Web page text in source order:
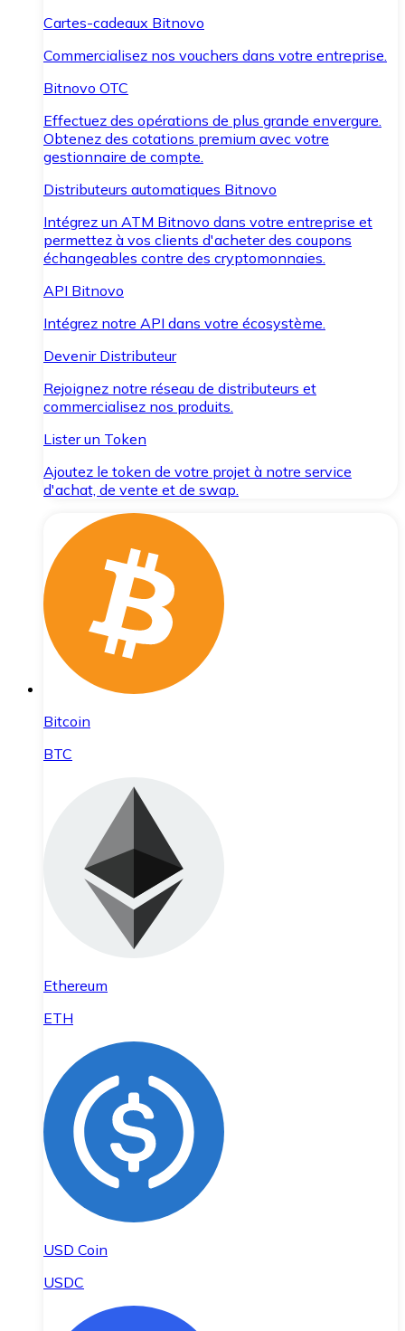
Cartes-cadeaux Bitnovo
Commercialisez nos vouchers dans votre entreprise.
Bitnovo OTC
Effectuez des opérations de plus grande envergure.
Obtenez des cotations premium avec votre
gestionnaire de compte.
Distributeurs automatiques Bitnovo
Intégrez un ATM Bitnovo dans votre entreprise et
permettez à vos clients d'acheter des coupons
échangeables contre des cryptomonnaies.
API Bitnovo
Intégrez notre API dans votre écosystème.
Devenir Distributeur
Rejoignez notre réseau de distributeurs et
commercialisez nos produits.
Lister un Token
Ajoutez le token de votre projet à notre service
d'achat, de vente et de swap.
Bitcoin
BTC
Ethereum
ETH
USD Coin
USDC